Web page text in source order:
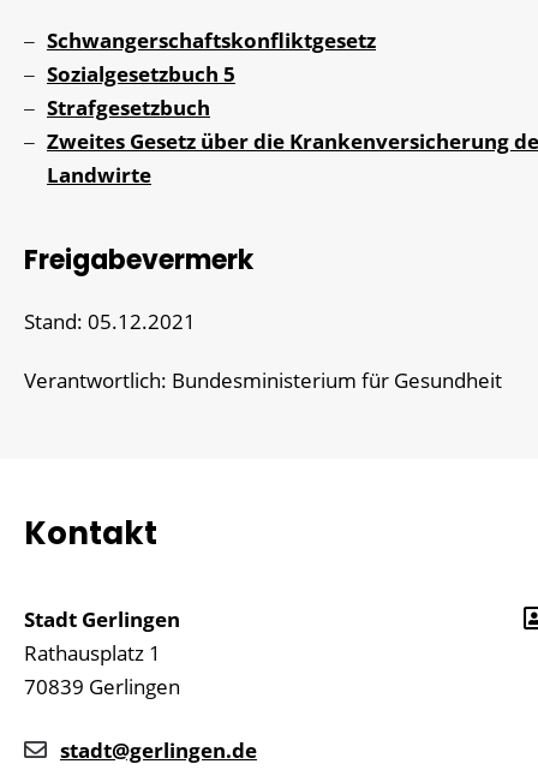
Schwangerschaftskonfliktgesetz
Sozialgesetzbuch 5
Strafgesetzbuch
Zweites Gesetz über die Krankenversicherung
Landwirte
Freigabevermerk
Stand: 05.12.2021
Verantwortlich: Bundesministerium für Gesundheit
Kontakt
Stadt Gerlingen
Rathausplatz 1
70839 Gerlingen
stadt@gerlingen.de